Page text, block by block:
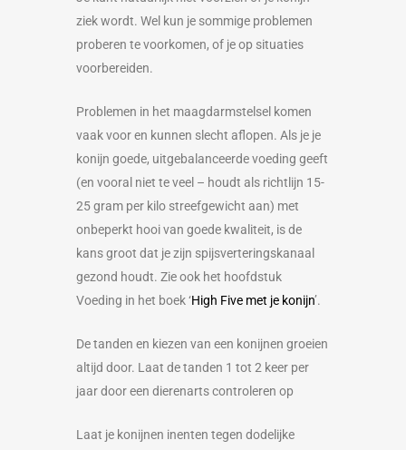
ziek wordt. Wel kun je sommige problemen
proberen te voorkomen, of je op situaties
voorbereiden.
Problemen in het maagdarmstelsel komen
vaak voor en kunnen slecht aflopen. Als je je
konijn goede, uitgebalanceerde voeding geeft
(en vooral niet te veel – houdt als richtlijn 15-
25 gram per kilo streefgewicht aan) met
onbeperkt hooi van goede kwaliteit, is de
kans groot dat je zijn spijsverteringskanaal
gezond houdt. Zie ook het hoofdstuk
Voeding in het boek ‘High Five met je konijn’.
De tanden en kiezen van een konijnen groeien
altijd door. Laat de tanden 1 tot 2 keer per
jaar door een dierenarts controleren op
Laat je konijnen inenten tegen dodelijke